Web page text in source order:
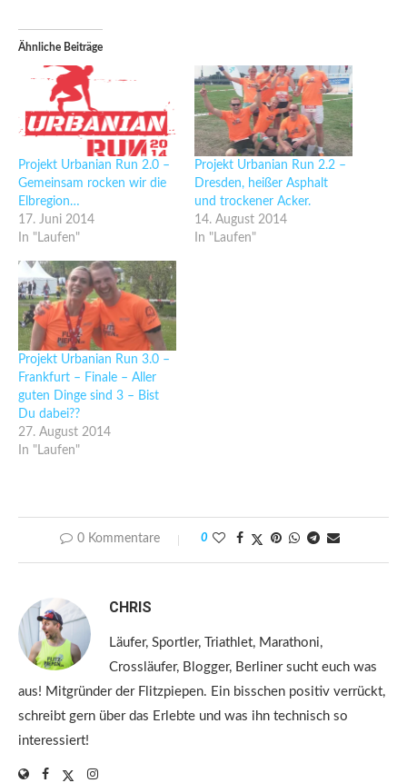
Ähnliche Beiträge
Projekt Urbanian Run 2.0 –
Gemeinsam rocken wir die
Elbregion…
17. Juni 2014
In "Laufen"
Projekt Urbanian Run 2.2 –
Dresden, heißer Asphalt
und trockener Acker.
14. August 2014
In "Laufen"
Projekt Urbanian Run 3.0 –
Frankfurt – Finale – Aller
guten Dinge sind 3 – Bist
Du dabei??
27. August 2014
In "Laufen"
0 Kommentare 0
CHRIS
Läufer, Sportler, Triathlet, Marathoni,
Crossläufer, Blogger, Berliner sucht euch was
aus! Mitgründer der Flitzpiepen. Ein bisschen positiv verrückt,
schreibt gern über das Erlebte und was ihn technisch so
interessiert!